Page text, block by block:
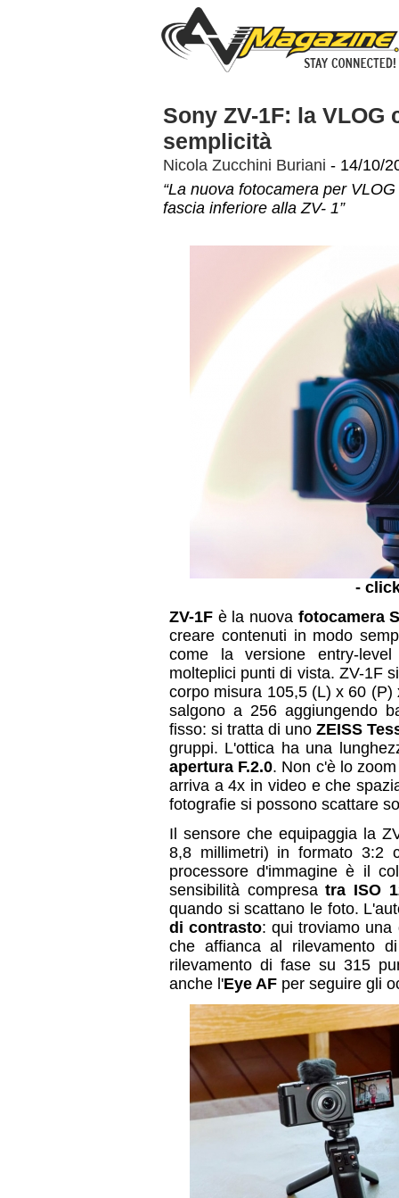
Sony ZV-1F: la
semplicità
Nicola Zucchini Buriani - 14/10/
“La nuova fotocamera per
fascia inferiore alla ZV- 1”
-
ZV-1F è la nuova fotocamera
creare contenuti in modo
come la versione entry-
molteplici punti di vista. ZV-1F
corpo misura 105,5 (L) x 60
salgono a 256 aggiungendo
fisso: si tratta di uno ZEISS
gruppi. L'ottica ha una
apertura F.2.0. Non c'è lo
arriva a 4x in video e che
fotografie si possono scattare
Il sensore che equipaggia la
8,8 millimetri) in formato 3:2
processore d'immagine è il
sensibilità compresatra ISO
quando si scattano le foto.
di contrasto: qui troviamo una
che affianca al rilevamento
rilevamento di fase su 315
anche l'Eye AF per seguire gli